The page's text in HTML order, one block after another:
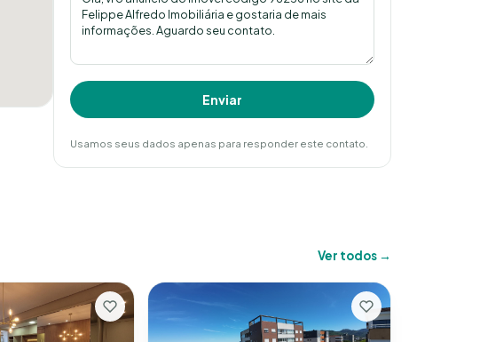
Enviar
Usamos seus dados apenas para responder este contato.
Ver todos →